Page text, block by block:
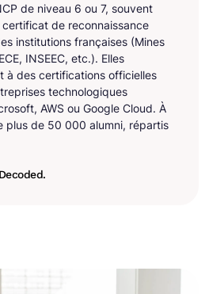
de niveau 6 ou 7, souvent
certificat de reconnaissance
institutions françaises (Mines
INSEEC, etc.). Elles
à des certifications officielles
technologiques
AWS ou Google Cloud. À
plus de 50 000 alumni, répartis